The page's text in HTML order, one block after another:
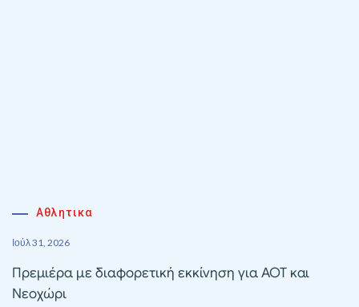
Αθλητικα
Ιούλ 31, 2026
Πρεμιέρα με διαφορετική εκκίνηση για ΑΟΤ και
Νεοχώρι